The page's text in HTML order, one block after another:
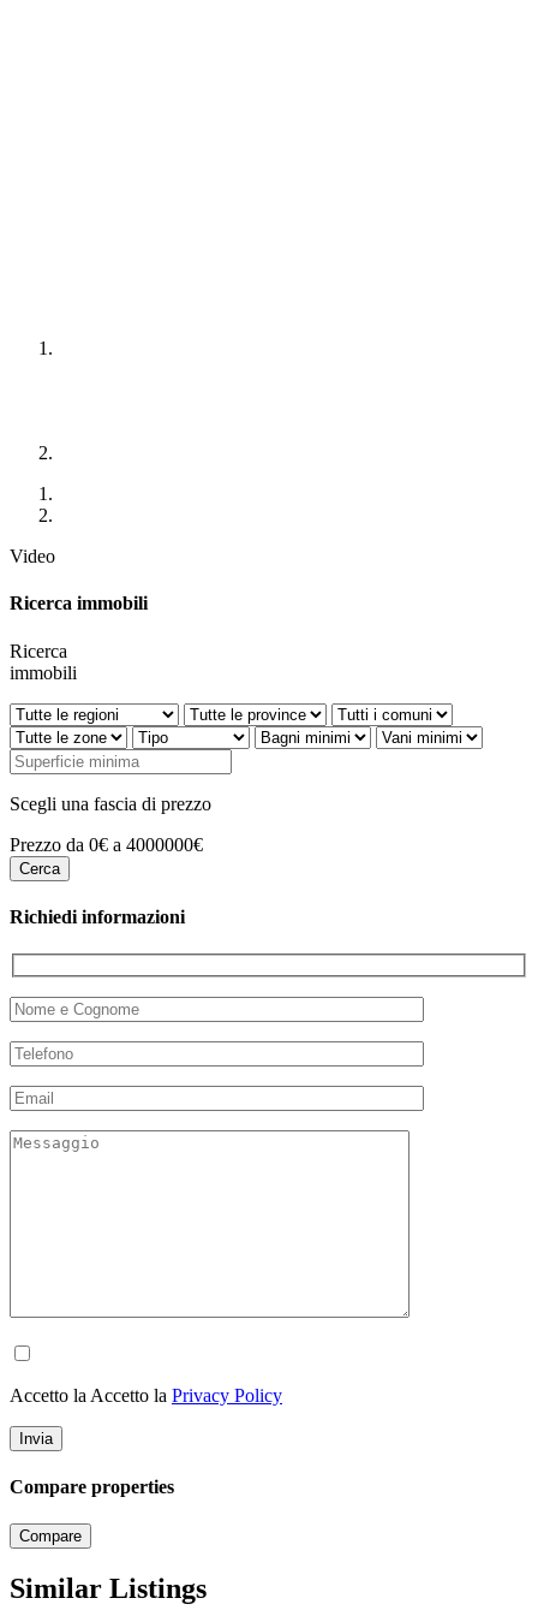
Video
Ricerca immobili
Ricerca
immobili
Scegli una fascia di prezzo
Prezzo da 0€ a 4000000€
Richiedi informazioni
Accetto la Accetto la Privacy Policy
Compare properties
Compare
Similar Listings